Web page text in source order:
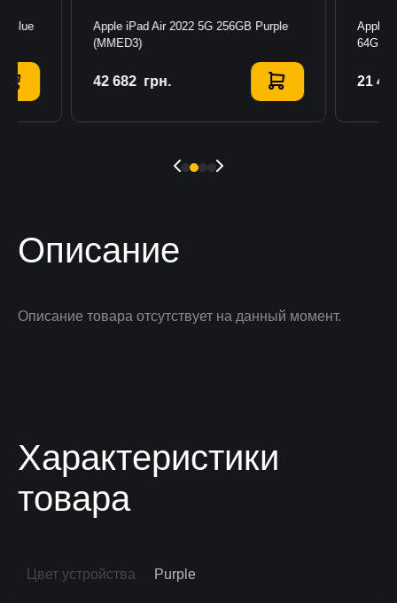
Blue
Apple iPad Air 2022 5G 256GB Purple
(MMED3)
42 682 грн.
Купить
Apple
64GB
21
Описание
Описание товара отсутствует на данный момент.
Характеристики
товара
Цвет устройства Purple